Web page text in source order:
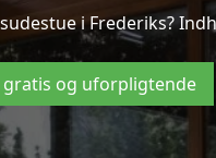
i Frederiks?
og uforpligtende